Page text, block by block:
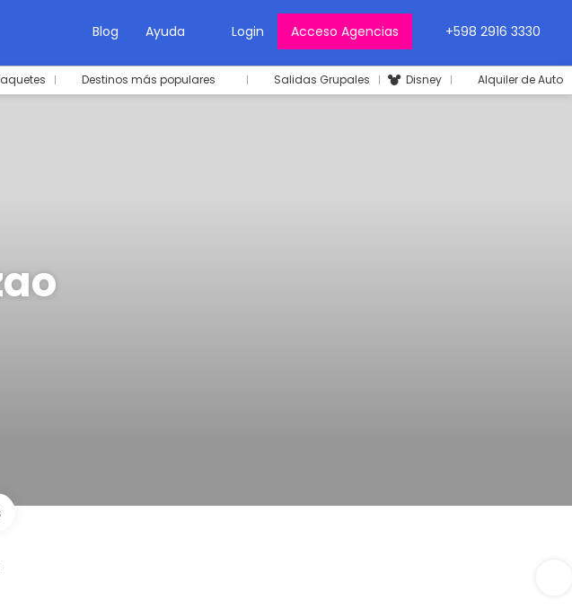
Blog Ayuda Login Acceso Agencias +598 2916 3330
Destinos más populares Salidas Grupales Disney Alquiler de Auto